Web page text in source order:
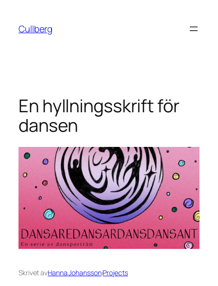
innehåll
Cullberg
En hyllningsskrift för
dansen
Skrivet avHanna JohanssoniProjects